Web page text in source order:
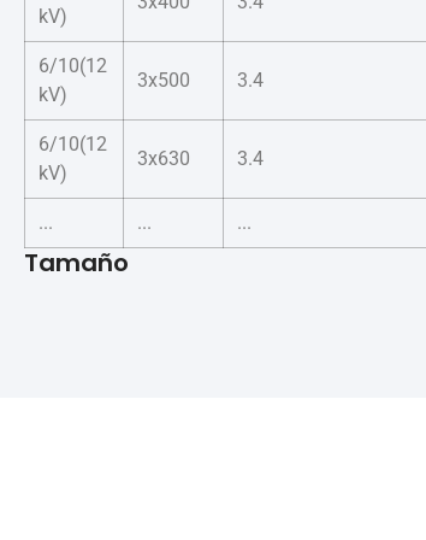
kV)
6/10(12
kV)
3x500 3.4
6/10(12
kV)
3x630 3.4
... ... ...
Tamaño